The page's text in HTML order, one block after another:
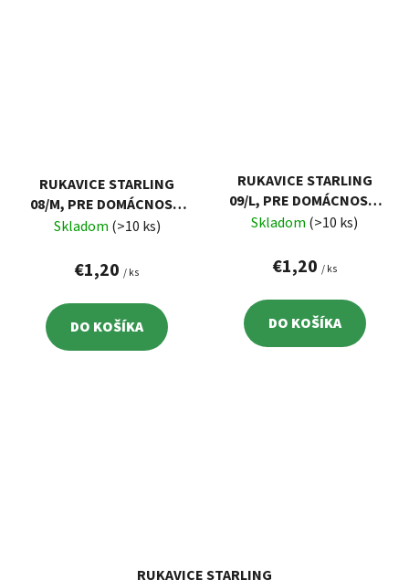
RUKAVICE STARLING
08/M, PRE DOMÁCNOSŤ,
LATEX
Skladom (>10 ks)
€1,20 / ks
DO KOŠÍKA
RUKAVICE STARLING
09/L, PRE DOMÁCNOSŤ,
LATEX
Skladom (>10 ks)
€1,20 / ks
DO KOŠÍKA
RUKAVICE STARLING